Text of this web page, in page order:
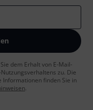
dem Erhalt von E-Mail-
zu. Die
finden Sie in
.